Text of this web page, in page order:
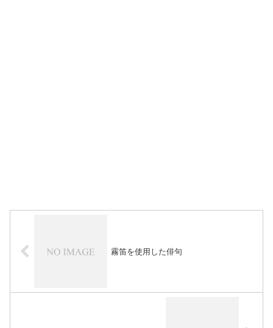
霧笛を使用した俳句